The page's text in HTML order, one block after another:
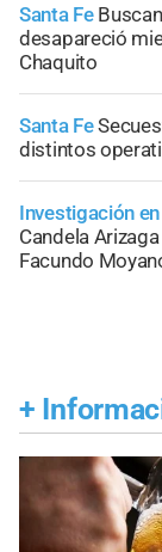
Santa Fe
desapareció
Chaquito
Santa Fe
distintos
Investigación
Candela
Facundo
+